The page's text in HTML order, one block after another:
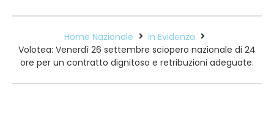
Home Nazionale
in Evidenza
Volotea: Venerdì 26 settembre sciopero nazionale di 24
ore per un contratto dignitoso e retribuzioni adeguate.